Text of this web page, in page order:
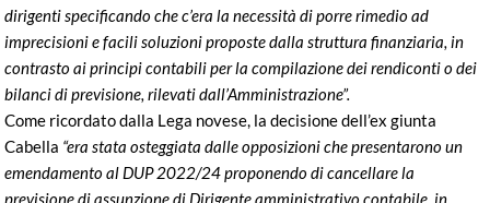
dirigenti specificando che c’era la necessità di porre rimedio ad
imprecisioni e facili soluzioni proposte dalla struttura finanziaria, in
contrasto ai principi contabili per la compilazione dei rendiconti o dei
bilanci di previsione, rilevati dall’Amministrazione”.
Come ricordato dalla Lega novese, la decisione dell’ex giunta
Cabella “era stata osteggiata dalle opposizioni che presentarono un
emendamento al DUP 2022/24 proponendo di cancellare la
previsione di assunzione di Dirigente amministrativo contabile, in